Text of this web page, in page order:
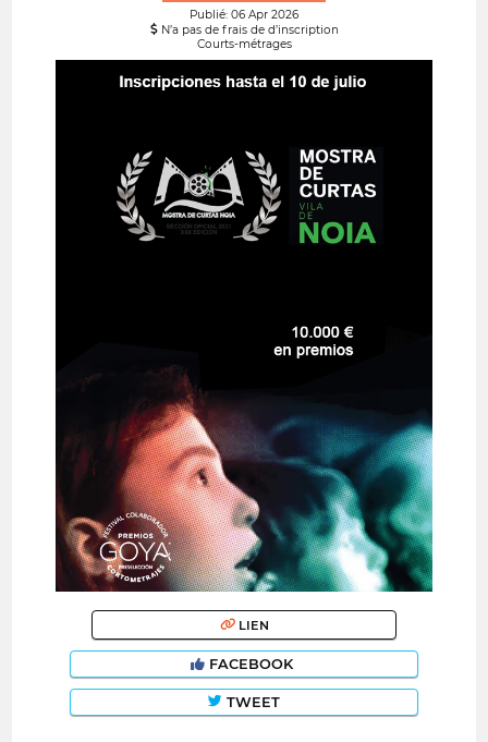
Publié: 06 Apr 2026
N’a pas de frais de d’inscription
Courts-métrages
LIEN
FACEBOOK
TWEET